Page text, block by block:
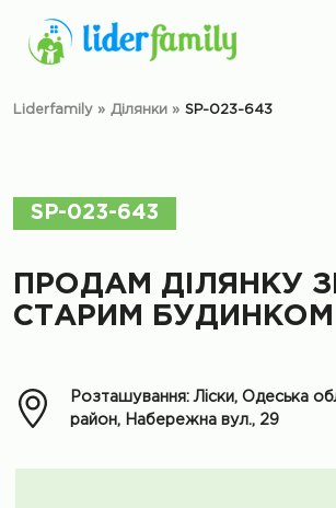
Liderfamily » Ділянки » SP-023-643
SP-023-643
ПРОДАМ ДІЛЯНКУ ЗІ
СТАРИМ БУДИНКОМ
Розташування: Ліски, Одеська
район, Набережна вул., 29